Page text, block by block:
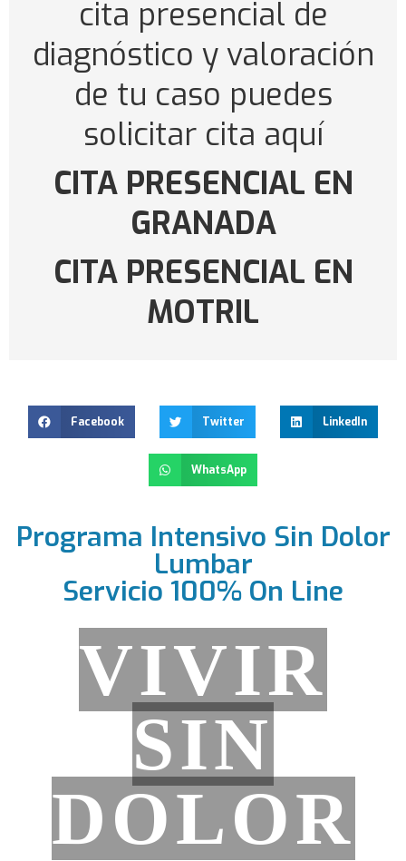
cita presencial de
diagnóstico y valoración
de tu caso puedes
solicitar cita aquí
CITA PRESENCIAL EN
GRANADA
CITA PRESENCIAL EN
MOTRIL
Facebook Twitter LinkedIn
WhatsApp
Programa Intensivo Sin Dolor
Lumbar
Servicio 100% On Line
VIVIR
SIN
DOLOR